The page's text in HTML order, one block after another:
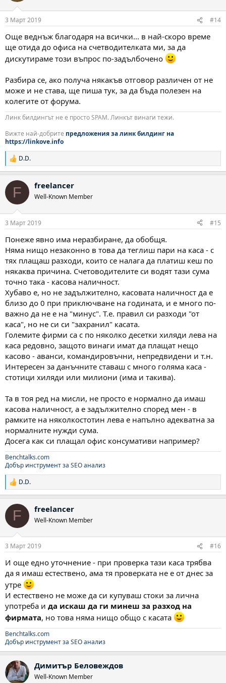
3 Март 2019 #14
Още веднъж благодаря на всички... в най-скоро време
ще отида до офиса на счетводителката ми, за да
дискутираме този въпрос по-задълбочено
Разбира се, ако получа някакъв отговор различен от не
може и не става, ще пиша тук, за да бъда полезен на
колегите от форума.
Линк билдингът не е просто SPAM. Линкът винаги тежи.
Вижте най-добрите предложения за линк билдинг на
https://linkove.info
Р
е
к
и
D.D.
F freelancer
Well-Known Member
3 Март 2019 #15
Понеже явно има неразбиране, да обобщя.
Няма нищо незаконно в това да теглиш пари на каса - с
тях плащаш разходи, които се налага да платиш кеш по
някаква причина. Счетоводителите си водят тази сума
точно така - касова наличност.
Хубаво е, но не задължително, касовата наличност да е
близо до 0 при приключване на годината, и е много по-
важно да не е на "минус". Т.е. правил си разходи "от
каса", но не си си "захранил" касата.
Големите фирми са с по няколко десетки хиляди лева на
каса редовно, защото винаги имат да плащат нещо
касово - аванси, командировъчни, непредвидени и т.н.
Интересен за данъчните ставаш с много голяма каса -
стотици хиляди или милиони (има и такива).
Та в тоя ред на мисли, не просто е нормално да имаш
касова наличност, а е задължително според мен - в
рамките на няколкостотин лева е напълно адекватна за
нормалните нужди сума.
Досега как си плащал офис консумативи например?
Benchtalks.com
Добър инструмент за SEO анализ
Р
е
к
и
D.D.
F freelancer
Well-Known Member
3 Март 2019 #16
И още едно уточнение - при проверка тази каса трябва
да я имаш естествено, ама тя проверката не е от днес за
утре
И естествено не може да си купуваш стоки за лична
употреба и да искаш да ги минеш за разход на
фирмата, но това няма нищо общо с касата
Benchtalks.com
Добър инструмент за SEO анализ
Димитър Беловеждов
Well-Known Member